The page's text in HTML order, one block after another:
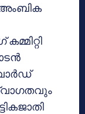
അംബിക